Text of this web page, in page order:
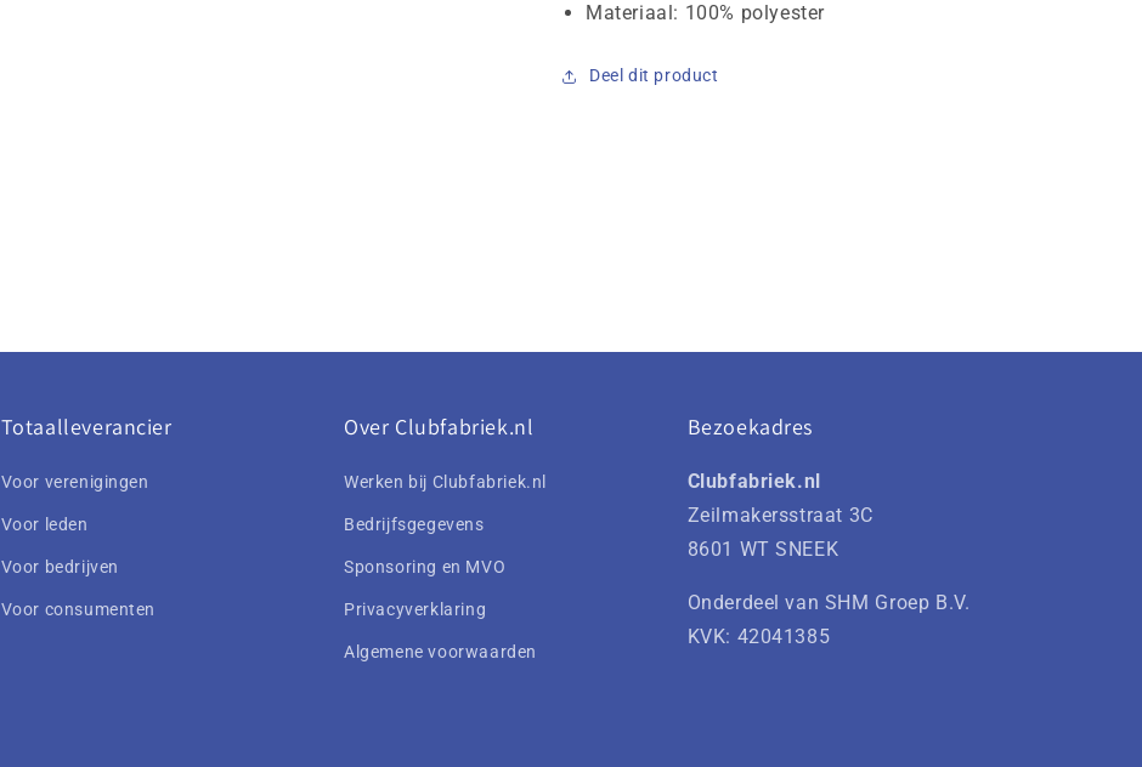
Materiaal: 100% polyester
Deel dit product
Totaalleverancier
Voor verenigingen
Voor leden
Voor bedrijven
Voor consumenten
Over Clubfabriek.nl
Werken bij Clubfabriek.nl
Bedrijfsgegevens
Sponsoring en MVO
Privacyverklaring
Algemene voorwaarden
Bezoekadres
Clubfabriek.nl
Zeilmakersstraat 3C
8601 WT SNEEK
Onderdeel van SHM Groep B.V.
KVK: 42041385